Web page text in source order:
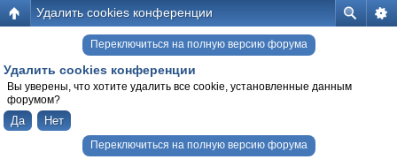
Удалить cookies конференции
Переключиться на полную версию форума
Удалить cookies конференции
Вы уверены, что хотите удалить все cookie, установленные данным
форумом?
Переключиться на полную версию форума